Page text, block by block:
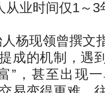
从业时间仅1～3
杨现领曾撰文
成的机制，遇
”，甚至出现